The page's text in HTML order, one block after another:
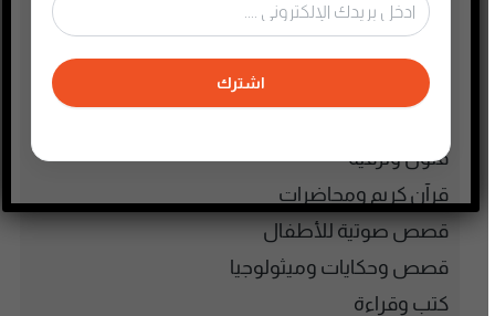
علوم وصحة
فكر وفلسفة
فنون وترفيه
قرآن كريم ومحاضرات
قصص صوتية للأطفال
قصص وحكايات وميثولوجيا
كتب وقراءة
اشترك